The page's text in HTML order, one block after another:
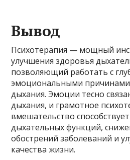
Вывод
Психотерапия — мощный
улучшения здоровья
позволяющий работать с
эмоциональными
дыхания. Эмоции тесно
дыхания, и грамотное
вмешательство
дыхательных функций,
обострений заболеваний и
качества жизни.